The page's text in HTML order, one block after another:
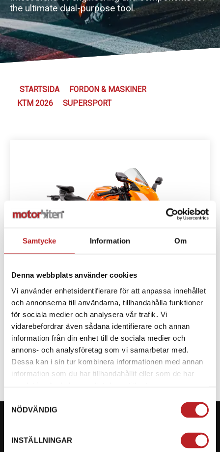
Samtycke Information Om
Denna webbplats använder cookies
Vi använder enhetsidentifierare för att anpassa innehållet
och annonserna till användarna, tillhandahålla funktioner
för sociala medier och analysera vår trafik. Vi
vidarebefordrar även sådana identifierare och annan
information från din enhet till de sociala medier och
annons- och analysföretag som vi samarbetar med.
Dessa kan i sin tur kombinera informationen med annan
information som du har tillhandahållit eller som de har
Samtyckesval
NÖDVÄNDIG
INSTÄLLNINGAR
Kundservice
the ultimate dual-purpose tool.
STARTSIDA
FORDON & MASKINER
KTM 2026
SUPERSPORT
2026 KTM 990 RC R
NEVER STOP Almost twenty years ago the KTM RC8
showed that KTM could adrenalize riding on asphalt
as well as offroad....
Från 172 900 kr